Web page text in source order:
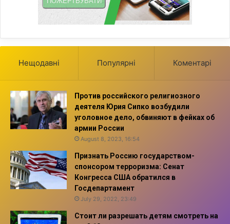
Нещодавні Популярні Коментарі
Против российского религиозного
деятеля Юрия Сипко возбудили
уголовное дело, обвиняют в фейках об
армии России
August 8, 2023, 16:54
Признать Россию государством-
спонсором терроризма: Сенат
Конгресса США обратился в
Госдепартамент
July 29, 2022, 23:49
Стоит ли разрешать детям смотреть на